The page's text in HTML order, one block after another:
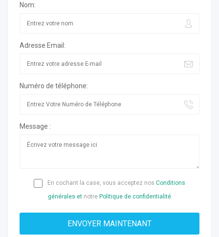
Nom:
Adresse Email:
Numéro de téléphone:
Message :
En cochant la case, vous acceptez nos Conditions
générales et notre Politique de confidentialité